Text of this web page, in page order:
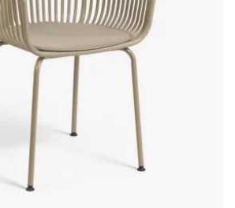
balkon op te fleuren. Minimale afname
afgebeeld). Geschikt voor gebruik
tot 8 stoelen. Duurzaam